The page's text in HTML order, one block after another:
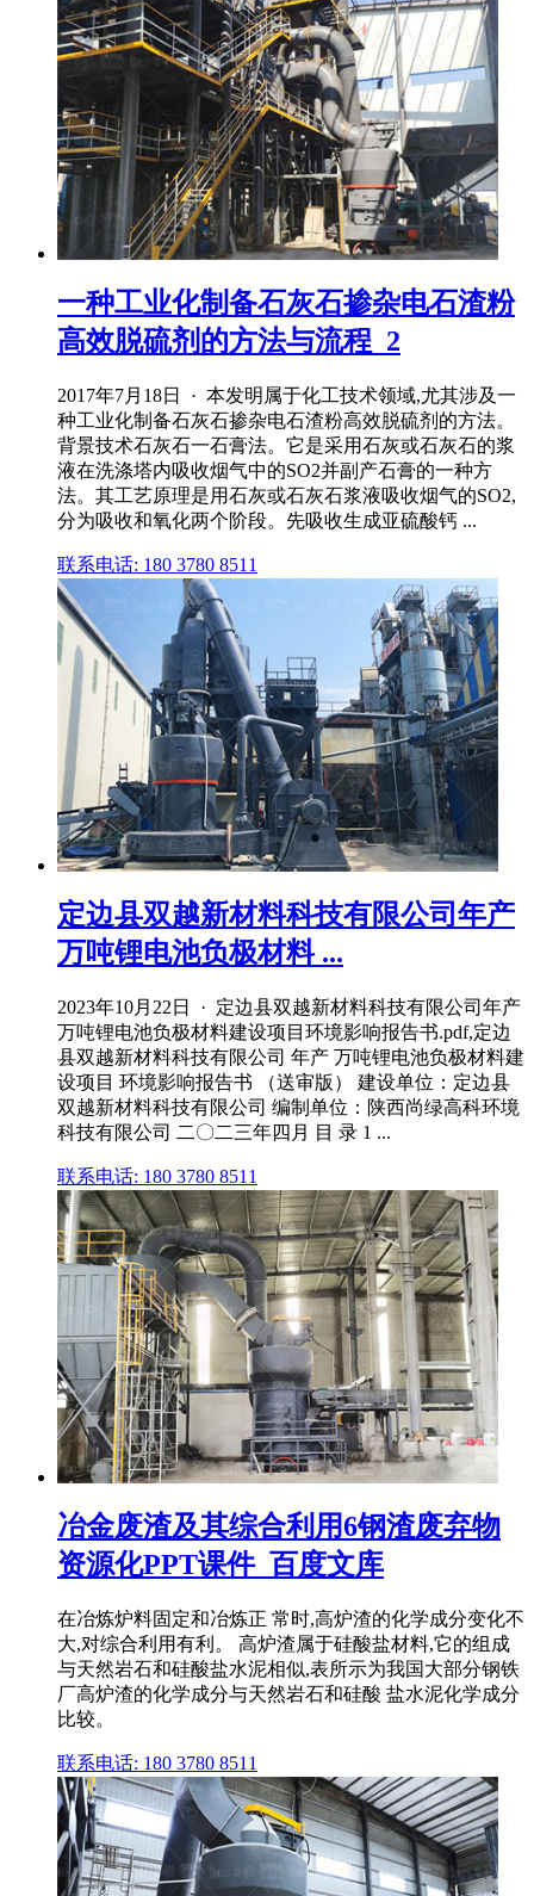
一种工业化制备石灰石掺杂电石渣粉
高效脱硫剂的方法与流程_2
2017年7月18日 · 本发明属于化工技术领域,尤其涉及一
种工业化制备石灰石掺杂电石渣粉高效脱硫剂的方法。
背景技术石灰石一石膏法。它是采用石灰或石灰石的浆
液在洗涤塔内吸收烟气中的SO2并副产石膏的一种方
法。其工艺原理是用石灰或石灰石浆液吸收烟气的SO2,
分为吸收和氧化两个阶段。先吸收生成亚硫酸钙 ...
联系电话: 180 3780 8511
定边县双越新材料科技有限公司年产
万吨锂电池负极材料 ...
2023年10月22日 · 定边县双越新材料科技有限公司年产
万吨锂电池负极材料建设项目环境影响报告书.pdf,定边
县双越新材料科技有限公司 年产 万吨锂电池负极材料建
设项目 环境影响报告书 （送审版） 建设单位：定边县
双越新材料科技有限公司 编制单位：陕西尚绿高科环境
科技有限公司 二〇二三年四月 目 录 1 ...
联系电话: 180 3780 8511
冶金废渣及其综合利用6钢渣废弃物
资源化PPT课件_百度文库
在冶炼炉料固定和冶炼正 常时,高炉渣的化学成分变化不
大,对综合利用有利。 高炉渣属于硅酸盐材料,它的组成
与天然岩石和硅酸盐水泥相似,表所示为我国大部分钢铁
厂高炉渣的化学成分与天然岩石和硅酸 盐水泥化学成分
比较。
联系电话: 180 3780 8511